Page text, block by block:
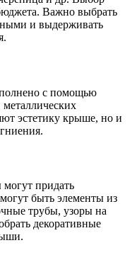
Важно выбрать
и выдерживать
с помощью
эстетику крыше, но и
придать
быть элементы из
трубы, узоры на
декоративные